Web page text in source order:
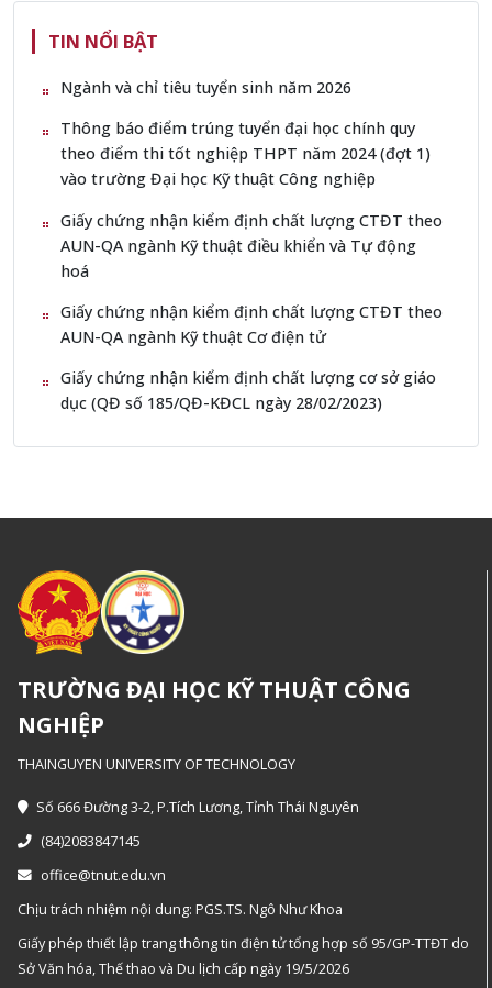
TIN NỔI BẬT
Ngành và chỉ tiêu tuyển sinh năm 2026
Thông báo điểm trúng tuyển đại học chính quy
theo điểm thi tốt nghiệp THPT năm 2024 (đợt 1)
vào trường Đại học Kỹ thuật Công nghiệp
Giấy chứng nhận kiểm định chất lượng CTĐT theo
AUN-QA ngành Kỹ thuật điều khiển và Tự động
hoá
Giấy chứng nhận kiểm định chất lượng CTĐT theo
AUN-QA ngành Kỹ thuật Cơ điện tử
Giấy chứng nhận kiểm định chất lượng cơ sở giáo
dục (QĐ số 185/QĐ-KĐCL ngày 28/02/2023)
TRƯỜNG ĐẠI HỌC KỸ THUẬT CÔNG
NGHIỆP
THAINGUYEN UNIVERSITY OF TECHNOLOGY
Số 666 Đường 3-2, P.Tích Lương, Tỉnh Thái Nguyên
(84)2083847145
office@tnut.edu.vn
Chịu trách nhiệm nội dung: PGS.TS. Ngô Như Khoa
Giấy phép thiết lập trang thông tin điện tử tổng hợp số 95/GP-TTĐT do
Sở Văn hóa, Thế thao và Du lịch cấp ngày 19/5/2026